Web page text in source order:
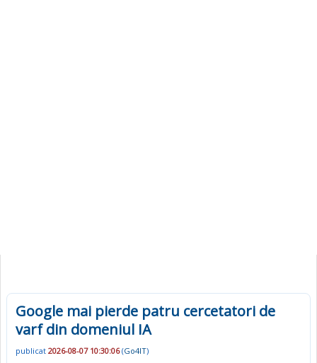
Google mai pierde patru cercetatori de
varf din domeniul IA
publicat 2026-08-07 10:30:06(Go4IT)